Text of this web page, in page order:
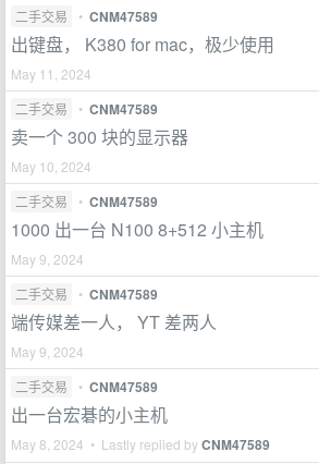
二手交易 • CNM47589
出键盘， K380 for mac，极少使用
May 11, 2024
二手交易
• CNM47589
卖一个 300 块的显示器
May 10, 2024
二手交易
• CNM47589
1000 出一台 N100 8+512 小主机
May 9, 2024
二手交易
• CNM47589
端传媒差一人， YT 差两人
May 9, 2024
二手交易
• CNM47589
出一台宏碁的小主机
May 8, 2024 • Lastly replied byCNM47589